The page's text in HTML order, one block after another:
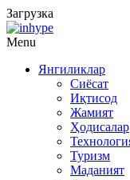
Загрузка
Menu
Янгиликлар
Сиёсат
Иқтисод
Жамият
Ҳодисалар
Туризм
Маданият